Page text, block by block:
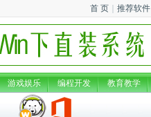
首 页 推荐软件
游戏娱乐 编程开发 教育教学